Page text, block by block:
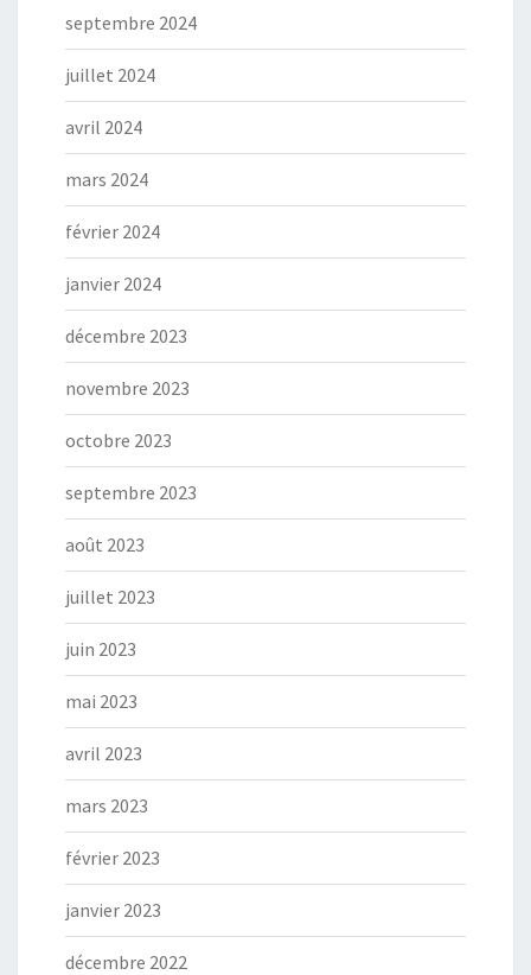
septembre 2024
juillet 2024
avril 2024
mars 2024
février 2024
janvier 2024
décembre 2023
novembre 2023
octobre 2023
septembre 2023
août 2023
juillet 2023
juin 2023
mai 2023
avril 2023
mars 2023
février 2023
janvier 2023
décembre 2022